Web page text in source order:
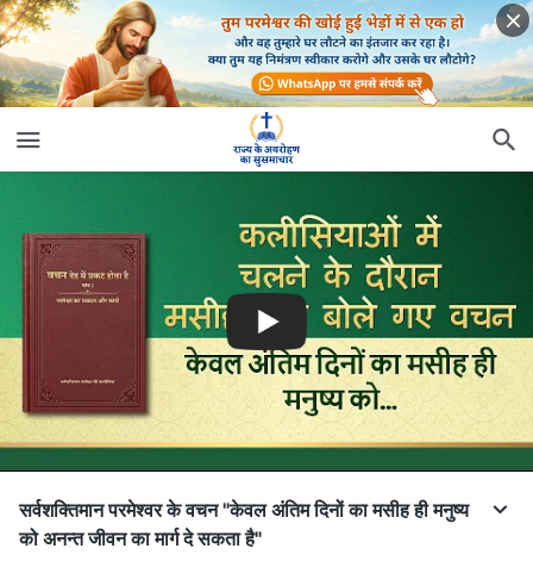
सर्वशक्तिमान परमेश्वर के वचन "केवल अंतिम दिनों का मसीह ही मनुष्य
को अनन्त जीवन का मार्ग दे सकता है"